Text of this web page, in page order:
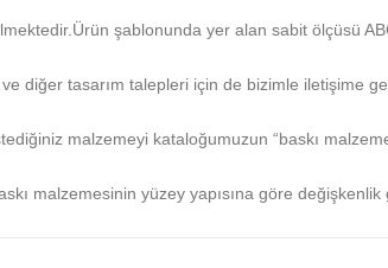
şablonunda yer alan sabit ölçüsü
diğer tasarım talepleri için de bizimle iletişime
malzemeyi kataloğumuzun “baskı
malzemesinin yüzey yapısına göre değişkenlik